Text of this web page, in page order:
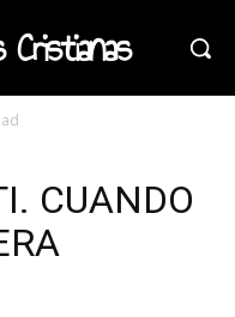
Cristianas
CUANDO